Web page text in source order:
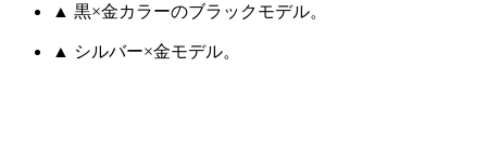
▲ 黒×金カラーのブラックモデル。
▲ シルバー×金モデル。